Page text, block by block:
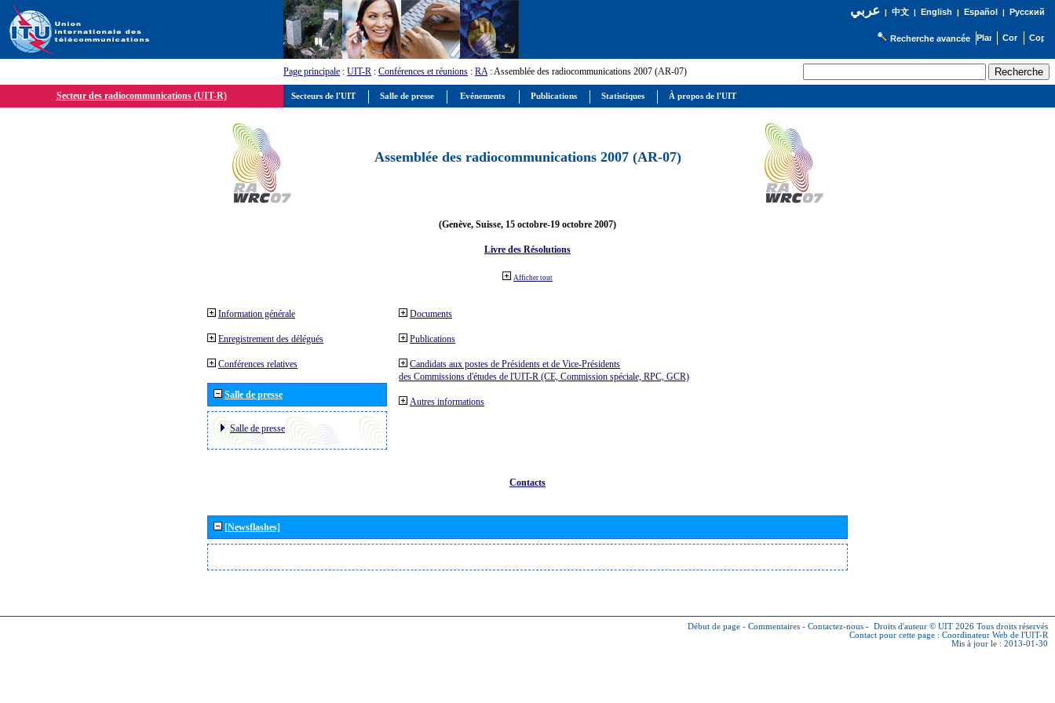
عربي| 中文| English | Español | Русский
Recherche avancée
Page principale : UIT-R : Conférences et réunions : RA: Assemblée des radiocommunications 2007 (AR-07)
Secteur des radiocommunications (UIT-R)
Assemblée des radiocommunications 2007 (AR-07)
(Genève, Suisse, 15 octobre-19 octobre 2007)
Livre des Résolutions
Afficher tout
Information générale
Enregistrement des délégués
Conférences relatives
Salle de presse
Salle de presse
Documents
Publications
Candidats aux postes de Présidents et de Vice-Présidents
des Commissions d'études de l'UIT-R (CE, Commission spéciale, RPC, GCR)
Autres informations
Contacts
[Newsflashes]
Début de page - Commentaires - Contactez-nous - Droits d'auteur © UIT 2026 Tous droits réservés
Contact pour cette page : Coordinateur Web de l'UIT-R
Mis à jour le : 2013-01-30
Secteurs de l'UIT Salle de presse Evénements Publications Statistiques À propos de l'UIT